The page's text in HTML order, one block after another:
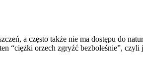
a często także nie ma dostępu do
“ciężki orzech zgryźć bezboleśnie”, czyli